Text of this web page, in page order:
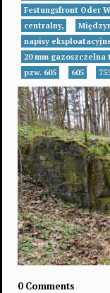
Festungsfront Oder
centralny,
napisy
20 mm
pzw. 605
605
0 Comments